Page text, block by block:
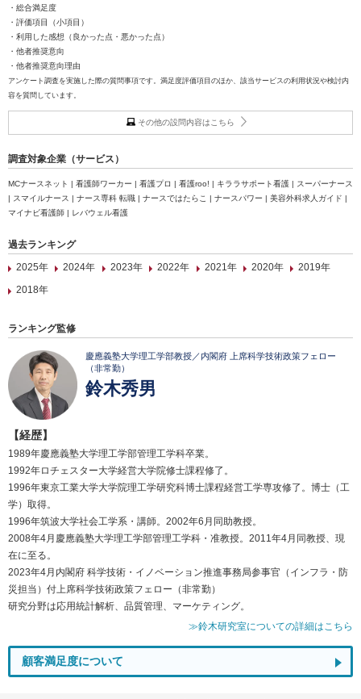
・総合満足度
・評価項目（小項目）
・利用した感想（良かった点・悪かった点）
・他者推奨意向
・他者推奨意向理由
アンケート調査を実施した際の質問事項です。満足度評価項目のほか、該当サービスの利用状況や検討内
容を質問しています。
その他の設問内容はこちら
調査対象企業（サービス）
MCナースネット | 看護師ワーカー | 看護プロ | 看護roo! | キララサポート看護 | スーパーナース
| スマイルナース | ナース専科 転職 | ナースではたらこ | ナースパワー | 美容外科求人ガイド |
マイナビ看護師 | レバウェル看護
過去ランキング
2025年
2024年 2023年 2022年 2021年 2020年
2019年
2018年
ランキング監修
慶應義塾大学理工学部教授／内閣府 上席科学技術政策フェロー
（非常勤）
鈴木秀男
【経歴】
1989年慶應義塾大学理工学部管理工学科卒業。
1992年ロチェスター大学経営大学院修士課程修了。
1996年東京工業大学大学院理工学研究科博士課程経営工学専攻修了。博士（工
学）取得。
1996年筑波大学社会工学系・講師。2002年6月同助教授。
2008年4月慶應義塾大学理工学部管理工学科・准教授。2011年4月同教授、現
在に至る。
2023年4月内閣府 科学技術・イノベーション推進事務局参事官（インフラ・防
災担当）付上席科学技術政策フェロー（非常勤）
研究分野は応用統計解析、品質管理、マーケティング。
≫鈴木研究室についての詳細はこちら
顧客満足度について